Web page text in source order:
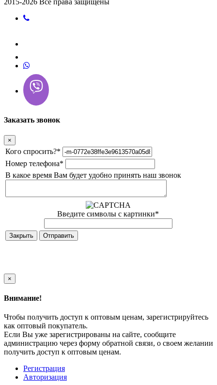
2015-2026 Все права защищены
Заказать звонок
×
Кого спросить?*
Номер телефона*
В какое время Вам будет удобно принять наш звонок
Введите символы с картинки*
Закрыть
×
Внимание!
Чтобы получить доступ к оптовым ценам, зарегистрируйтесь
как оптовый покупатель.
Если Вы уже зарегистрированы на сайте, сообщите
администрацию через форму обратной связи, о своем желании
получить доступ к оптовым ценам.
Регистрация
Авторизация